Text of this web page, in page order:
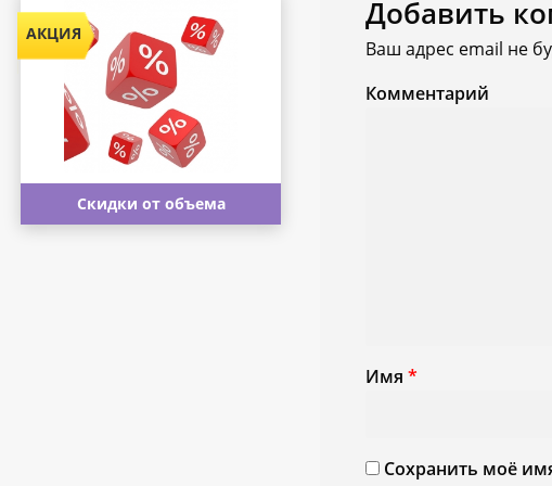
Добавить
Ваш адрес email не
Комментарий
Имя *
Сохранить моё
Скидки от объема